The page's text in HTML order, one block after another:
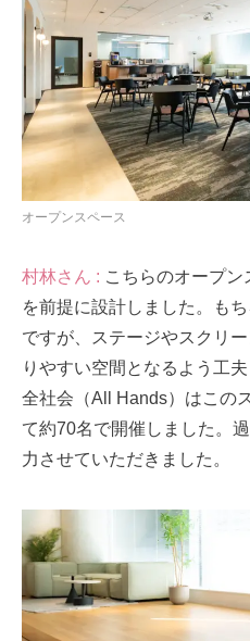
オープンスペース
村林さん : こちらのオープ
を前提に設計しました。も
ですが、ステージやスクリ
りやすい空間となるよう工
全社会（All Hands）はこの
て約70名で開催しました。
力させていただきました。